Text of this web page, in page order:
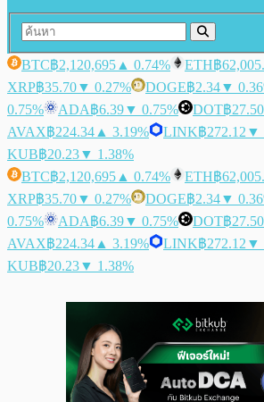
BTC฿2,120,695 ▲ 0.74% ETH฿
XRP฿35.70▼ 0.27% DOGE฿2.34▼
0.75%
ADA฿6.39▼ 0.75% DOT฿27.50
AVAX฿224.34 ▲ 3.19% LINK฿272.12 ▼
KUB฿20.23▼ 1.38%
BTC฿2,120,695 ▲ 0.74% ETH฿
XRP฿35.70▼ 0.27% DOGE฿2.34▼
0.75%
ADA฿6.39▼ 0.75% DOT฿27.50
AVAX฿224.34 ▲ 3.19% LINK฿272.12 ▼
KUB฿20.23▼ 1.38%